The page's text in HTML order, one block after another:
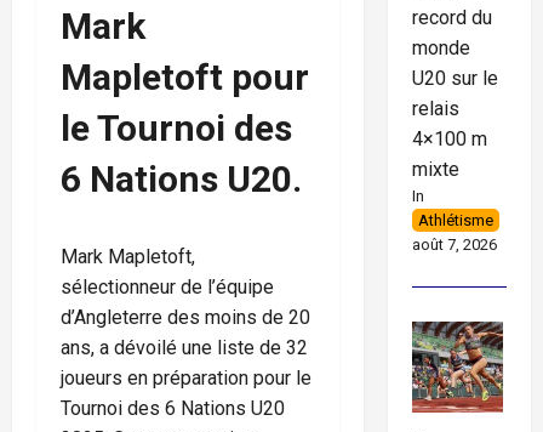
Mark
Mapletoft pour
le Tournoi des
6 Nations U20.
Mark Mapletoft,
sélectionneur de l’équipe
d’Angleterre des moins de 20
ans, a dévoilé une liste de 32
joueurs en préparation pour le
Tournoi des 6 Nations U20
record du
monde
U20 sur le
relais
4×100 m
mixte
In
Athlétisme
août 7, 2026